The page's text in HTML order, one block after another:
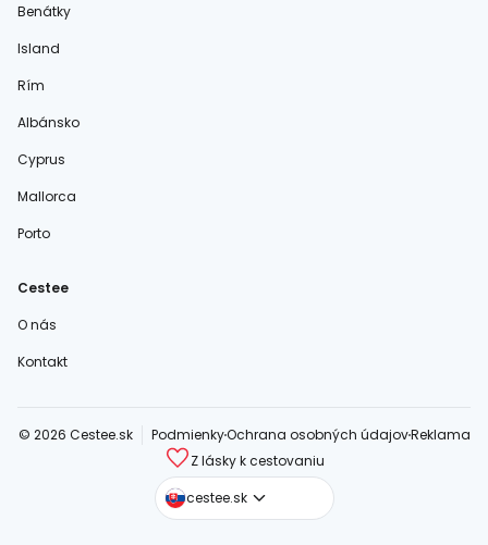
Benátky
Island
Rím
Albánsko
Cyprus
Mallorca
Porto
Cestee
O nás
Kontakt
© 2026 Cestee.sk PodmienkyOchrana osobných údajovReklama
Z lásky k cestovaniu
cestee.sk
cestee.com
cestee.pl